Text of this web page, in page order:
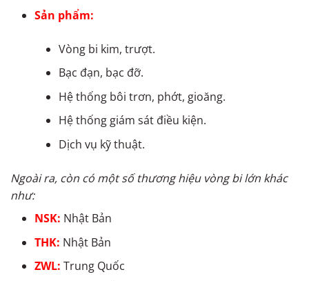
Sản phẩm:
Vòng bi kim, trượt.
Bạc đạn, bạc đỡ.
Hệ thống bôi trơn, phớt, gioăng.
Hệ thống giám sát điều kiện.
Dịch vụ kỹ thuật.
Ngoài ra, còn có một số thương hiệu vòng bi lớn khác
như:
NSK: Nhật Bản
THK: Nhật Bản
ZWL: Trung Quốc